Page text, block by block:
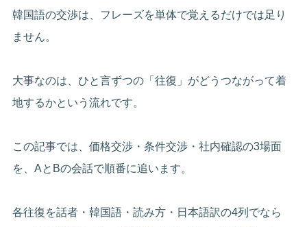
韓国語の交渉は、フレーズを単体で覚えるだけでは足り
ません。
大事なのは、ひと言ずつの「往復」がどうつながって着
地するかという流れです。
この記事では、価格交渉・条件交渉・社内確認の3場面
を、AとBの会話で順番に追います。
各往復を話者・韓国語・読み方・日本語訳の4列でなら